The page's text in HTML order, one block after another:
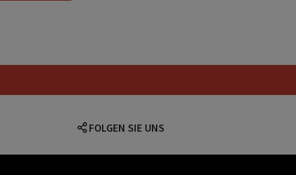
krawall im stall
FOLGEN SIE UNS